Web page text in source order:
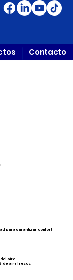
Contacto
para garantizar confort
aire.
de aire fresco.